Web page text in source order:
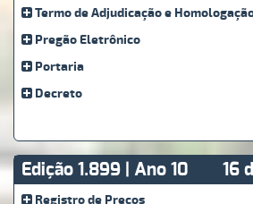
Termo de Adjudicação e
Pregão Eletrônico
Portaria
Decreto
Edição 1.899 | Ano 10 16
Registro de Preços